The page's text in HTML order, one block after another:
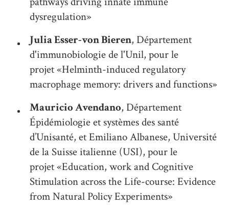
dysregulation»
Julia Esser-von Bieren, Département
d'immunobiologie de l'Unil, pour le
projet «Helminth-induced regulatory
macrophage memory: drivers and functions»
Mauricio Avendano, Département
Épidémiologie et systèmes des santé
d’Unisanté, et Emiliano Albanese, Université
de la Suisse italienne (USI), pour le
projet «Education, work and Cognitive
Stimulation across the Life-course: Evidence
from Natural Policy Experiments»